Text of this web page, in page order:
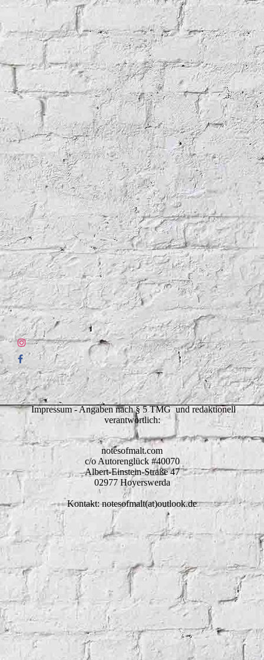
Impressum - Angaben nach § 5 TMG und redaktionell
verantwortlich:
notesofmalt.com
c/o Autorenglück #40070
Albert-Einstein-Straße 47
02977 Hoyerswerda
Kontakt: notesofmalt(at)outlook.de